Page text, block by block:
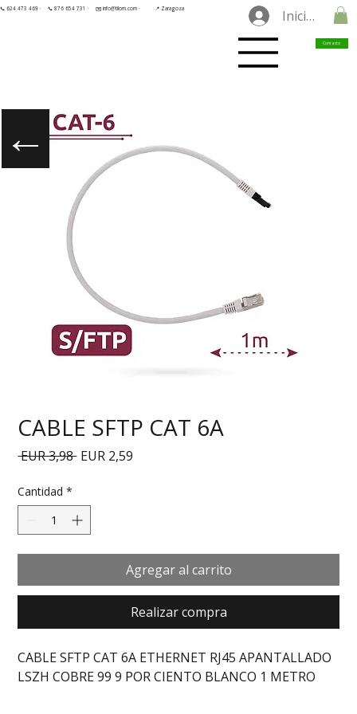
📞 624 473 469 · 📞 876 654 731 · ✉️ info@tilorn.com · 📍 Zaragoza Iniciar
Contacto
CABLE SFTP CAT 6A
EUR 3,98 Precio
EUR 2,59
Cantidad *
Agregar al carrito
Realizar compra
CABLE SFTP CAT 6A ETHERNET RJ45 APANTALLADO
LSZH COBRE 99 9 POR CIENTO BLANCO 1 METRO
←